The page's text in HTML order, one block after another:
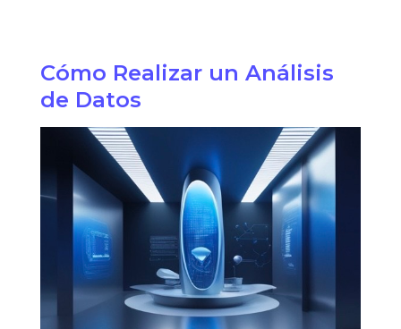
Cómo Realizar un Análisis
de Datos